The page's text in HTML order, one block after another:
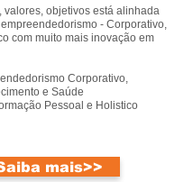
líderes. O início de um
transformação pessoal e
ajuda-lo desenvolver o
o aprimoramento de
inteligência analítica e
valores, objetivos está alinhada
- Corporativo,
com muito mais inovação em
Corporativo,
e Saúde
Pessoal e Holistico
mais>>